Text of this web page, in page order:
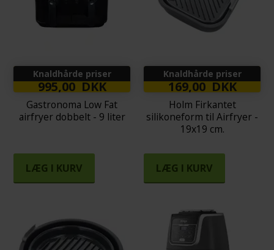
Knaldhårde priser
995,00 DKK
Gastronoma Low Fat
airfryer dobbelt - 9 liter
LÆG I KURV
Knaldhårde priser
169,00 DKK
Holm Firkantet
silikoneform til Airfryer -
19x19 cm.
LÆG I KURV